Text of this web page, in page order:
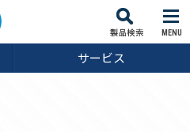
MENU
サービス